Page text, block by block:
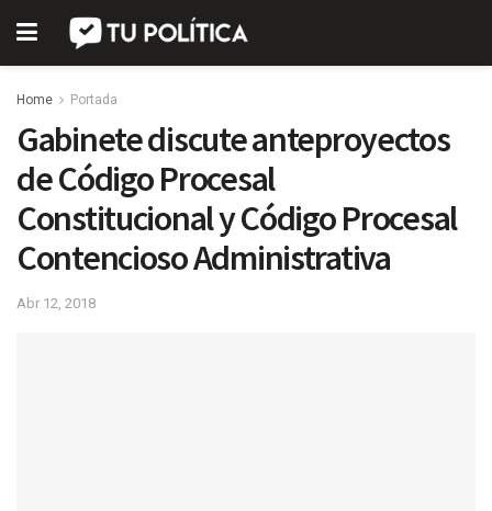
Home Portada
Gabinete discute anteproyectos
de Código Procesal
Constitucional y Código Procesal
Contencioso Administrativa
Abr 12, 2018